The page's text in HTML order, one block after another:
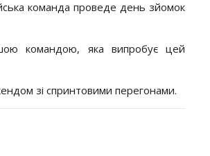
команда проведе день зйомок
командою, яка випробує цей
зі спринтовими перегонами.